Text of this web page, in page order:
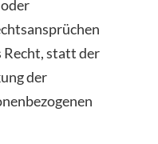
Recht, statt der
der